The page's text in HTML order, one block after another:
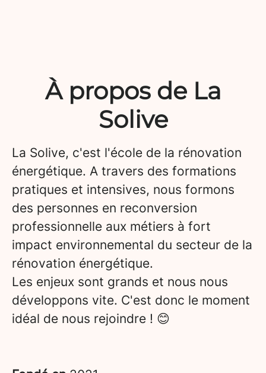
À propos de La
Solive
La Solive, c'est l'école de la rénovation
énergétique. A travers des formations
pratiques et intensives, nous formons
des personnes en reconversion
professionnelle aux métiers à fort
impact environnemental du secteur de la
rénovation énergétique.
Les enjeux sont grands et nous nous
développons vite. C'est donc le moment
idéal de nous rejoindre ! 😊